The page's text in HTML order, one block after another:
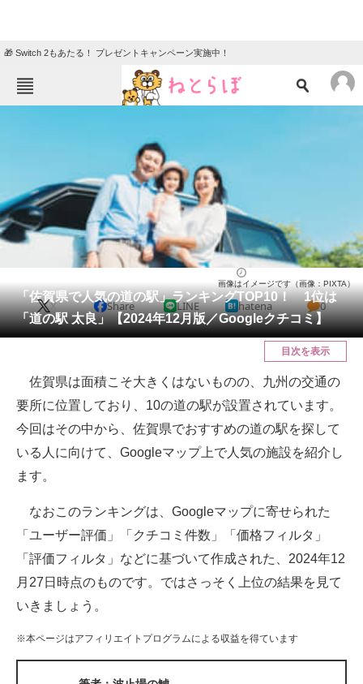
🎁 Switch 2もあたる！ プレゼントキャンペーン実施中！
クイズ
グルメ 地域
住まい 教育・育児
リサーチ
会員記事
メディア
ITの今と未来を見通す
スマホと通信の最新トレンド
ビジネスと働き方のヒント
企業ITのトレンドを詳説
経営リーダーのコミュニティ
マーケ×ITの今がよく分かる
「佐賀県で人気の道の駅」ランキングTOP10！ 1位は
「道の駅 太良」【2024年12月版／Googleクチコミ】
画像はイメージです（画像：PIXTA）
X Share LINE hatena 0
目次を表示
佐賀県は面積こそ大きくはないものの、九州の交通の
要所に位置しており、10の道の駅が設置されています。
今回はその中から、佐賀県でおすすめの道の駅を探して
いる人に向けて、Googleマップ上で人気の施設を紹介し
ます。
なおこのランキングは、Googleマップに寄せられた
「ユーザー評価」「クチコミ件数」「価格フィルタ」
「評価フィルタ」などに基づいて作成された、2024年12
月27日時点のものです。ではさっそく上位の結果を見て
いきましょう。
※本ページはアフィリエイトプログラムによる収益を得ています